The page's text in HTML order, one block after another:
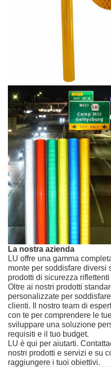
La nostra azienda
LU offre una gamma
monte per soddisfare diversi
prodotti di sicurezza
Oltre ai nostri prodotti
personalizzate per
clienti. Il nostro team di
con te per comprendere le
sviluppare una soluzione
requisiti e il tuo budget.
LU è qui per aiutarti.
nostri prodotti e servizi e su
raggiungere i tuoi obiettivi.